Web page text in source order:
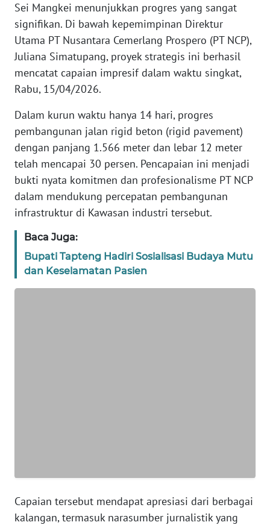
Sei Mangkei menunjukkan progres yang sangat
signifikan. Di bawah kepemimpinan Direktur
Utama PT Nusantara Cemerlang Prospero (PT NCP),
Juliana Simatupang, proyek strategis ini berhasil
mencatat capaian impresif dalam waktu singkat,
Rabu, 15/04/2026.
Dalam kurun waktu hanya 14 hari, progres
pembangunan jalan rigid beton (rigid pavement)
dengan panjang 1.566 meter dan lebar 12 meter
telah mencapai 30 persen. Pencapaian ini menjadi
bukti nyata komitmen dan profesionalisme PT NCP
dalam mendukung percepatan pembangunan
infrastruktur di Kawasan industri tersebut.
Baca Juga:
Bupati Tapteng Hadiri Sosialisasi Budaya Mutu
dan Keselamatan Pasien
Capaian tersebut mendapat apresiasi dari berbagai
kalangan, termasuk narasumber jurnalistik yang
DISCLAIMER
Wahana
News
Regional
SUMUT
WN
JAKARTA
JABAR
WN
NTT
WN